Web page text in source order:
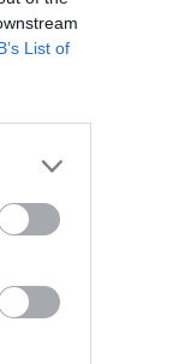
List of
WEBTV